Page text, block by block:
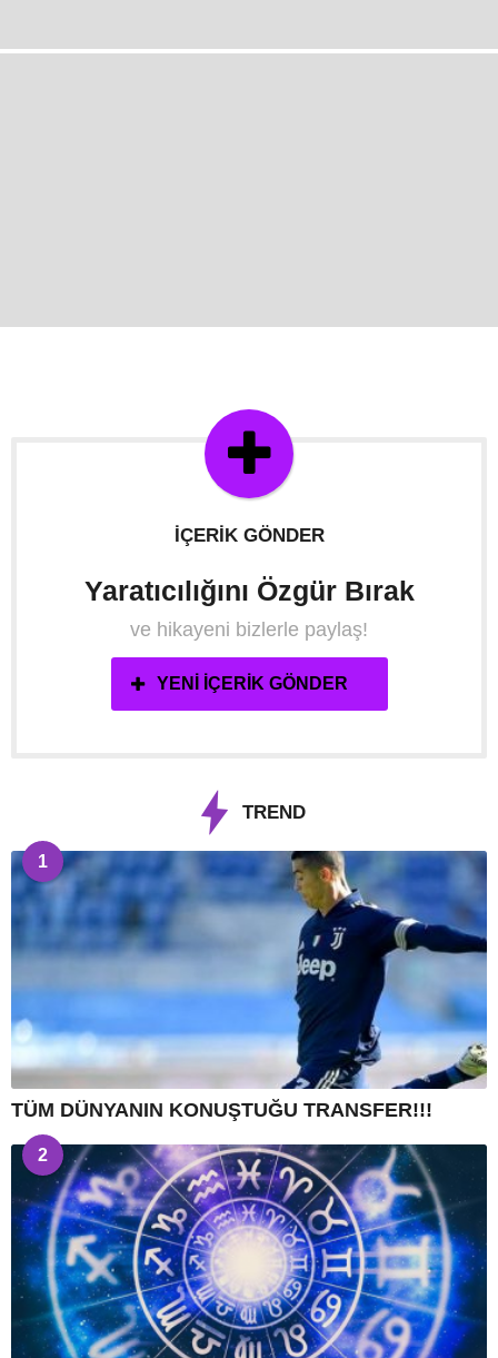
İÇERIK GÖNDER
Yaratıcılığını Özgür Bırak
ve hikayeni bizlerle paylaş!
YENI İÇERIK GÖNDER
TREND
1
TÜM DÜNYANIN KONUŞTUĞU TRANSFER!!!
2